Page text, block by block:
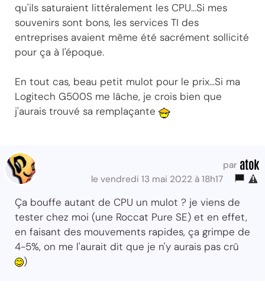
qu'ils saturaient littéralement les CPU...Si mes
souvenirs sont bons, les services TI des
entreprises avaient même été sacrément sollicité
pour ça à l'époque.
En tout cas, beau petit mulot pour le prix...Si ma
Logitech G500S me lâche, je crois bien que
j'aurais trouvé sa remplaçante
par atok
le vendredi 13 mai 2022 à 18h17
Ça bouffe autant de CPU un mulot ? je viens de
tester chez moi (une Roccat Pure SE) et en effet,
en faisant des mouvements rapides, ça grimpe de
4-5%, on me l'aurait dit que je n'y aurais pas crû
)